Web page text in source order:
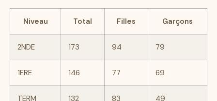
Niveau Total Filles Garçons
2NDE 173 94 79
1ERE 146 77 69
TERM 132 83 49